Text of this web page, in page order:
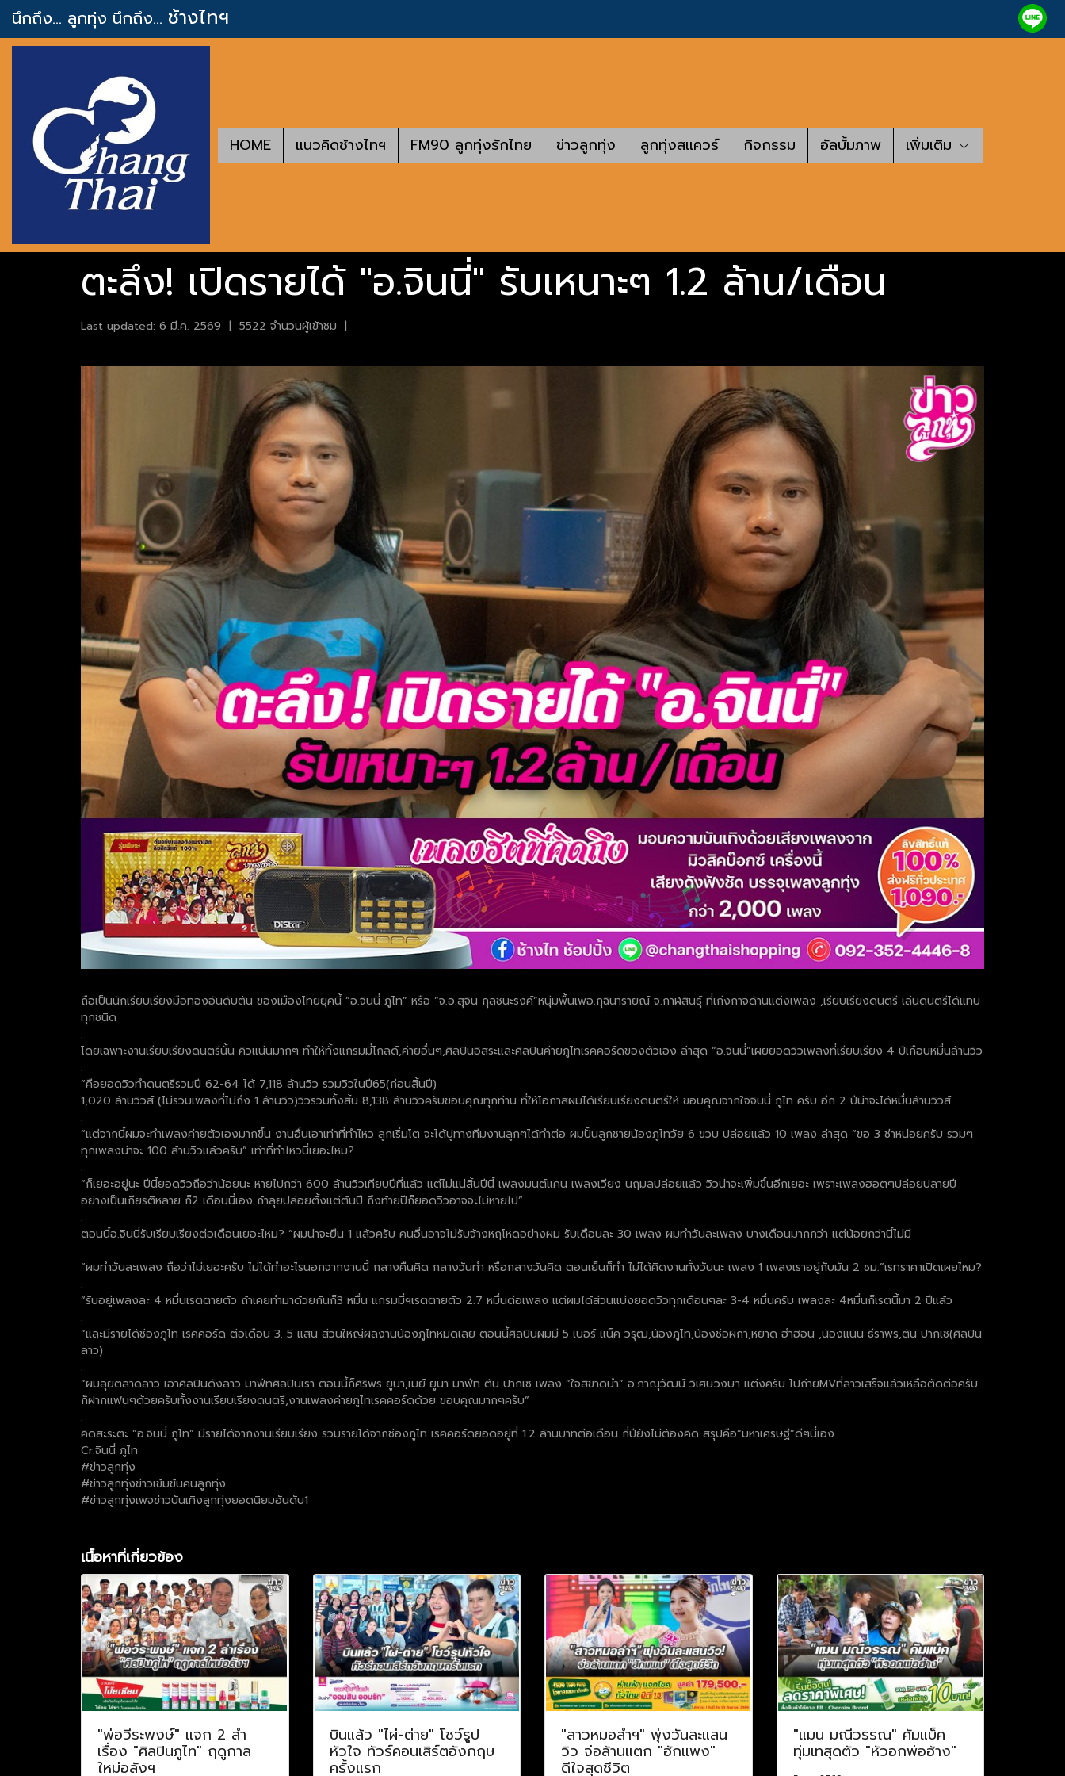
นึกถึง... ลูกทุ่ง นึกถึง... ช้างไทฯ
HOME แนวคิดช้างไทฯ FM90 ลูกทุ่งรักไทย ข่าวลูกทุ่ง ลูกทุ่งสแควร์ กิจกรรม อัลบั้มภาพ เพิ่มเติม
ตะลึง! เปิดรายได้ "อ.จินนี่" รับเหนาะๆ 1.2 ล้าน/เดือน
Last updated: 6 มี.ค. 2569 | 5522 จำนวนผู้เข้าชม |
ถือเป็นนักเรียบเรียงมือทองอันดับต้น ของเมืองไทยยุคนี้ “อ.จินนี่ ภูไท” หรือ “จ.อ.สุจิน กุลชนะรงค์”หนุ่มพื้นเพอ.กุฉินารายณ์ จ.กาฬสินธุ์ ที่เก่งกาจด้านแต่งเพลง ,เรียบเรียงดนตรี เล่นดนตรีได้แทบ
ทุกชนิด
.
โดยเฉพาะงานเรียบเรียงดนตรีนั้น คิวแน่นมากๆ ทำให้ทั้งแกรมมี่โกลด์,ค่ายอื่นๆ,ศิลปินอิสระและศิลปินค่ายภูไทเรคคอร์ดของตัวเอง ล่าสุด “อ.จินนี่”เผยยอดวิวเพลงที่เรียบเรียง 4 ปีเกือบหมื่นล้านวิว
.
“คือยอดวิวทำดนตรีรวมปี 62-64 ได้ 7,118 ล้านวิว รวมวิวในปี65(ก่อนสิ้นปี)
1,020 ล้านวิวส์ (ไม่รวมเพลงที่ไม่ถึง 1 ล้านวิว)วิวรวมทั้งสิ้น 8,138 ล้านวิวครับขอบคุณทุกท่าน ที่ให้โอกาสผมได้เรียบเรียงดนตรีให้ ขอบคุณจากใจจินนี่ ภูไท ครับ อีก 2 ปีน่าจะได้หมื่นล้านวิวส์
.
“แต่จากนี้ผมจะทำเพลงค่ายตัวเองมากขึ้น งานอื่นเอาเท่าที่ทำไหว ลูกเริ่มโต จะได้ปูทางทีมงานลูกๆได้ทำต่อ ผมปั้นลูกชายน้องภูไทวัย 6 ขวบ ปล่อยแล้ว 10 เพลง ล่าสุด “ขอ 3 ช่าหน่อยครับ รวมๆ
ทุกเพลงน่าจะ 100 ล้านวิวแล้วครับ” เท่าที่ทำไหวนี่เยอะไหม?
.
“ก็เยอะอยู่นะ ปีนี้ยอดวิวถือว่าน้อยนะ หายไปกว่า 600 ล้านวิวเทียบปีที่แล้ว แต่ไม่แน่สิ้นปีนี้ เพลงมนต์แคน เพลงเวียง นฤมลปล่อยแล้ว วิวน่าจะเพิ่มขึ้นอีกเยอะ เพราะเพลงฮอตๆปล่อยปลายปี
อย่างเป็นเกียรติหลาย ก็2 เดือนนี่เอง ถ้าลุยปล่อยตั้งแต่ต้นปี ถึงท้ายปีก็ยอดวิวอาจจะไม่หายไป”
.
ตอนนี้อ.จินนี่รับเรียบเรียงต่อเดือนเยอะไหม? “ผมน่าจะยืน 1 แล้วครับ คนอื่นอาจไม่รับจ้างหฤโหดอย่างผม รับเดือนละ 30 เพลง ผมทำวันละเพลง บางเดือนมากกว่า แต่น้อยกว่านี้ไม่มี
.
“ผมทำวันละเพลง ถือว่าไม่เยอะครับ ไม่ได้ทำอะไรนอกจากงานนี้ กลางคืนคิด กลางวันทำ หรือกลางวันคิด ตอนเย็นก็ทำ ไม่ได้คิดงานทั้งวันนะ เพลง 1 เพลงเราอยู่กับมัน 2 ชม.”เรทราคาเปิดเผยไหม?
.
“รับอยู่เพลงละ 4 หมื่นเรตตายตัว ถ้าเคยทำมาด้วยกันก็3 หมื่น แกรมมี่ฯเรตตายตัว 2.7 หมื่นต่อเพลง แต่ผมได้ส่วนแบ่งยอดวิวทุกเดือนๆละ 3-4 หมื่นครับ เพลงละ 4หมื่นก็เรตนี้มา 2 ปีแล้ว
.
“และมีรายได้ช่องภูไท เรคคอร์ด ต่อเดือน 3. 5 แสน ส่วนใหญ่ผลงานน้องภูไทหมดเลย ตอนนี้ศิลปินผมมี 5 เบอร์ แน็ค วรุฒ,น้องภูไท,น้องช่อผกา,หยาด ฮำฮอน ,น้องแนน ธีราพร,ต้น ปากเซ(ศิลปิน
ลาว)
.
“ผมลุยตลาดลาว เอาศิลปินดังลาว มาฟีทศิลปินเรา ตอนนี้ก็ศิริพร ยูนา,เมย์ ยูนา มาฟีท ต้น ปากเซ เพลง “ใจสิขาดนำ” อ.ภาณุวัฒน์ วิเศษวงษา แต่งครับ ไปถ่ายMVที่ลาวเสร็จแล้วเหลือตัดต่อครับ
ก็ฝากแฟนๆด้วยครับทั้งงานเรียบเรียงดนตรี,งานเพลงค่ายภูไทเรคคอร์ดด้วย ขอบคุณมากๆครับ”
.
คิดสะระตะ “อ.จินนี่ ภูไท” มีรายได้จากงานเรียบเรียง รวมรายได้จากช่องภูไท เรคคอร์ดยอดอยู่ที่ 1.2 ล้านบาทต่อเดือน กี่ปียังไม่ต้องคิด สรุปคือ“มหาเศรษฐี”ดีๆนี่เอง
Cr.จินนี่ ภูไท
#ข่าวลูกทุ่ง
#ข่าวลูกทุ่งข่าวเข้มข้นคนลูกทุ่ง
#ข่าวลูกทุ่งเพจข่าวบันเทิงลูกทุ่งยอดนิยมอันดับ1
เนื้อหาที่เกี่ยวข้อง
"พ่อวีระพงษ์" แจก 2 ลำ
เรื่อง "ศิลปินภูไท" ฤดูกาล
ใหม่อลังฯ
บินแล้ว "ไผ่-ต่าย" โชว์รูป
หัวใจ ทัวร์คอนเสิร์ตอังกฤษ
ครั้งแรก
"สาวหมอลำฯ" พุ่งวันละแสน
วิว จ่อล้านแตก "ฮักแพง"
ดีใจสุดชีวิต
"แมน มณีวรรณ" คัมแบ็ค
ทุ่มเทสุดตัว "หัวอกพ่อฮ้าง"